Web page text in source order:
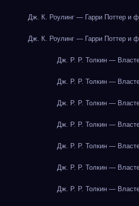
Дж. К. Роулинг — Гарри Поттер и
Дж. К. Роулинг — Гарри Поттер и
Дж. Р. Р. Толкин —
Дж. Р. Р. Толкин —
Дж. Р. Р. Толкин —
Дж. Р. Р. Толкин —
Дж. Р. Р. Толкин —
Дж. Р. Р. Толкин —
Дж. Р. Р. Толкин —